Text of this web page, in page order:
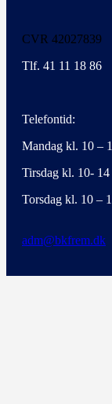
CVR 42027839
Tlf. 41 11 18 86
Telefontid:
Mandag kl. 10 –
Tirsdag kl. 10- 14
Torsdag kl. 10 –
adm@bkfrem.dk